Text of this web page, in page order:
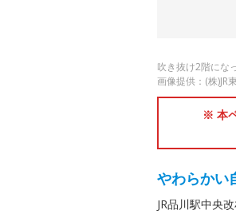
吹き抜け2階にな
画像提供：(株)JR
※ 本
やわらかい
JR品川駅中央